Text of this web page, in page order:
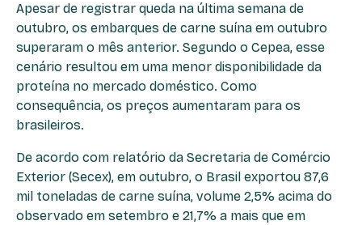
Apesar de registrar queda na última semana de
outubro, os embarques de carne suína em outubro
superaram o mês anterior. Segundo o Cepea, esse
cenário resultou em uma menor disponibilidade da
proteína no mercado doméstico. Como
consequência, os preços aumentaram para os
brasileiros.
De acordo com relatório da Secretaria de Comércio
Exterior (Secex), em outubro, o Brasil exportou 87,6
mil toneladas de carne suína, volume 2,5% acima do
observado em setembro e 21,7% a mais que em